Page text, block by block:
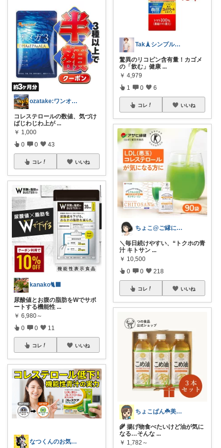
ozatake:ワンオペママサポーター
コレステロールの数値、気づけ
ばじわじわ上が ...
￥ 1,000
0 0 43
コレ いいね
kanako🐈‍⬛
尿酸値とお腹の脂肪をWでサポ
ートする機能性 ...
￥ 6,980～
0 0 11
コレ いいね
なつくんのお気に♥
Tak🗼シンプルで健康的な暮らし
驚異のリコピン含有量！カゴメ
の「飲む」健康 ...
￥ 4,979
1 0 6
コレ いいね
ちょこ@ご縁に感謝致します💗
＼毎日続けやすい、“トクホの青
汁 キトサン ...
￥ 10,500
0 0 218
コレ いいね
ちょこぱん☘️美肌×ゆる無添加
🌾 揚げ物食べたいけど油が気に
なる…そんな ...
￥ 1,782～